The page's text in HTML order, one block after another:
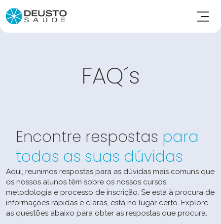
FAQ´s
Encontre respostas para
todas as suas dúvidas
Aqui, reunimos respostas para as dúvidas mais comuns que
os nossos alunos têm sobre os nossos cursos,
metodologia e processo de inscrição. Se está à procura de
informações rápidas e claras, está no lugar certo. Explore
as questões abaixo para obter as respostas que procura.